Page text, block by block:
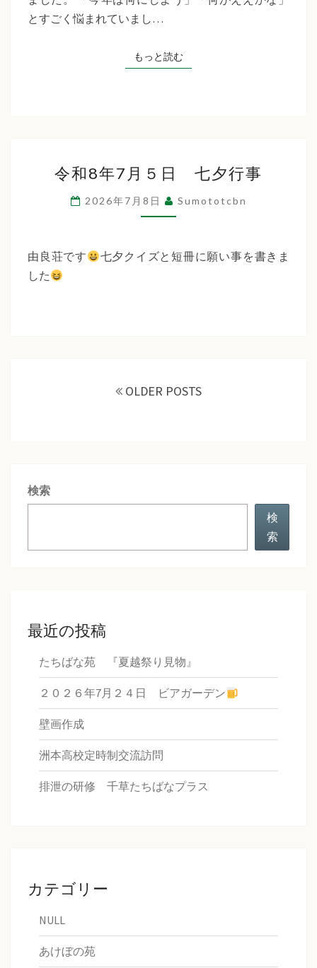
とすごく悩まれていまし…
もっと読むもっと読む
和
8
年
月
令和8年7月５日 七夕行事
2026年7月8日 Sumototcbn
由良荘です
七夕クイズと短冊に願い事を書きま
した
OLDER POSTS
検索
検
索
最近の投稿
たちばな苑 『夏越祭り見物』
２０２６年7月２４日 ビアガーデン
壁画作成
洲本高校定時制交流訪問
排泄の研修 千草たちばなプラス
カテゴリー
NULL
あけぼの苑